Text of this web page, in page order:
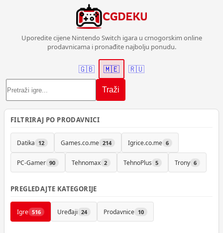
Uporedite cijene Nintendo Switch igara u crnogorskim online
prodavnicama i pronađite najbolju ponudu.
Traži
🇬🇧 🇲🇪 🇷🇺
FILTRIRAJ PO PRODAVNICI
Datika 12 Games.co.me 214 Igrice.co.me 6
PC-Gamer 90 Tehnomax 2 TehnoPlus 5 Trony 6
PREGLEDAJTE KATEGORIJE
Igre 516 Uređaji 24 Prodavnice 10